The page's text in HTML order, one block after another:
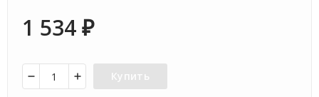
1 534 ₽
Купить